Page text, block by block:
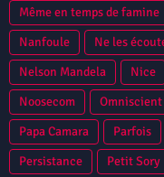
Même en temps de famine
Nanfoule
Ne les
Nelson Mandela
Nice
Noosecom
Papa Camara
Parfois
Persistance
Petit Sory